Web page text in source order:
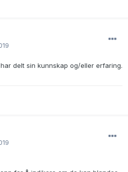
delt sin kunnskap og/eller erfaring.